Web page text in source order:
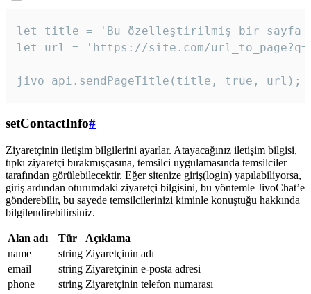
let title = 'Bu özelleştirilmiş bir sayfa
let url = 'https://site.com/
jivo_api.sendPageTitle(title, true, url);
setContactInfo#
Ziyaretçinin iletişim bilgilerini ayarlar. Atayacağınız iletişim bilgisi,
tıpkı ziyaretçi bırakmışçasına, temsilci uygulamasında temsilciler
tarafından görülebilecektir. Eğer sitenize giriş(login) yapılabiliyorsa,
giriş ardından oturumdaki ziyaretçi bilgisini, bu yöntemle JivoChat’e
gönderebilir, bu sayede temsilcilerinizi kiminle konuştuğu hakkında
bilgilendirebilirsiniz.
Alan adı Tür
Açıklama
name
string Ziyaretçinin adı
email
string Ziyaretçinin e-posta adresi
phone
string Ziyaretçinin telefon numarası